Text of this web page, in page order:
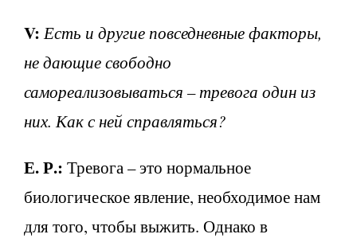
V:Есть и другие повседневные факторы,
не дающие свободно
самореализовываться – тревога один из
них. Как с ней справляться?
Е. Р.: Тревога – это нормальное
биологическое явление, необходимое нам
для того, чтобы выжить. Однако в